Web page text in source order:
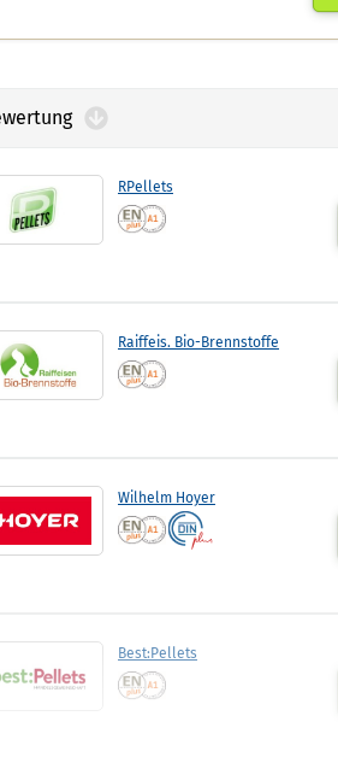
RPellets
Raiffeis. Bio-Brennstoffe
Wilhelm Hoyer
Best:Pellets